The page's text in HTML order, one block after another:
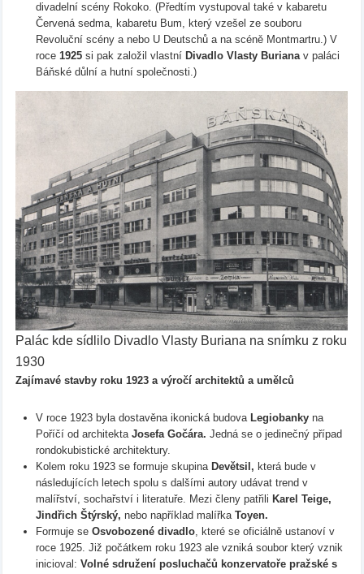
divadelní scény Rokoko. (Předtím vystupoval také v kabaretu
Červená sedma, kabaretu Bum, který vzešel ze souboru
Revoluční scény a nebo U Deutschů a na scéně Montmartru.) V
roce 1925si pak založil vlastní Divadlo Vlasty Burianav paláci
Báňské důlní a hutní společnosti.)
Palác kde sídlilo Divadlo Vlasty Buriana na snímku z roku
1930
Zajímavé stavby roku 1923 a výročí architektů a umělců
V roce 1923 byla dostavěna ikonická budova Legiobanky na
Poříčí od architekta Josefa Gočára. Jedná se o jedinečný případ
rondokubistické architektury.
Kolem roku 1923 se formuje skupina Devětsil, která bude v
následujících letech spolu s dalšími autory udávat trend v
malířství, sochařství i literatuře. Mezi členy patřili Karel Teige,
Jindřich Štýrský, nebo například malířka Toyen.
Formuje se Osvobozené divadlo, které se oficiálně ustanoví v
roce 1925. Již počátkem roku 1923 ale vzniká soubor který vznik
inicioval: Volné sdružení posluchačů konzervatoře pražské s